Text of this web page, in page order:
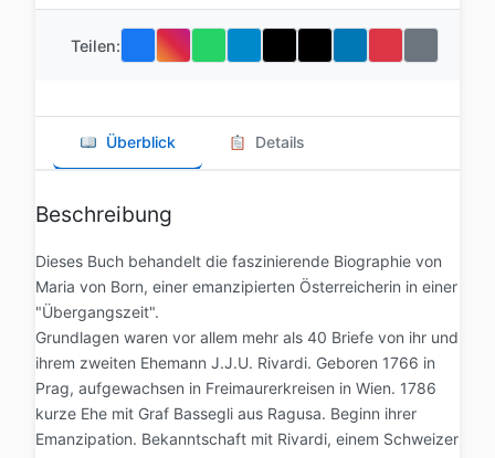
Teilen:
Überblick Details
Beschreibung
Dieses Buch behandelt die faszinierende Biographie von
Maria von Born, einer emanzipierten Österreicherin in einer
"Übergangszeit".
Grundlagen waren vor allem mehr als 40 Briefe von ihr und
ihrem zweiten Ehemann J.J.U. Rivardi. Geboren 1766 in
Prag, aufgewachsen in Freimaurerkreisen in Wien. 1786
kurze Ehe mit Graf Bassegli aus Ragusa. Beginn ihrer
Emanzipation. Bekanntschaft mit Rivardi, einem Schweizer